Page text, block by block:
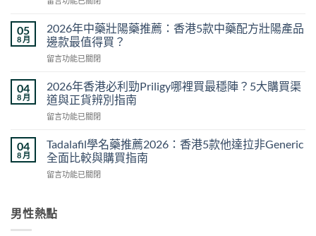
安
全
嗎？
2026
港
用
真
經
驗
與
用
泊
西
汀
學
藥
邊
款
好？
香
港
廠
勁
05
8 月
2026年中藥壯陽藥推薦：香港5款中藥配方壯陽產品
邊款最值得買？
在
年
中
藥
壯
藥
推
薦：
香
款
留言功能已關閉
04
8 月
2026年香港必利勁Priligy哪裡買最穩陣？5大購買渠
道與正貨辨別指南
在
年
香
港
必
Priligy
留言功能已關閉
04
8 月
Tadalafil學名藥推薦2026：香港5款他達拉非Generic
全面比較與購買指南
在
名
藥
留言功能已關閉
男性熱點